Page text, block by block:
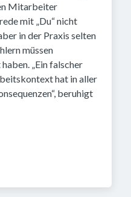
Mitarbeiter
mit „Du“ nicht
in der Praxis selten
müssen
„Ein falscher
hat in aller
beruhigt